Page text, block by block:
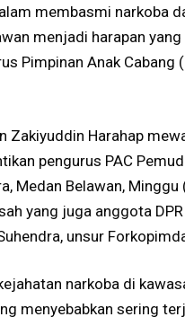
membasmi narkoba
menjadi harapan
Pimpinan Anak Cabang
Zakiyuddin Harahap
pengurus PAC
Medan Belawan,
yang juga anggota
unsur
narkoba di
menyebabkan sering